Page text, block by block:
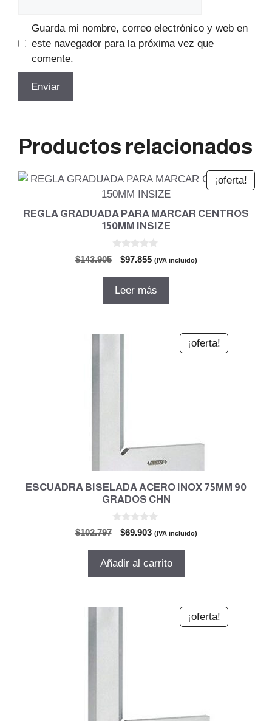
Guarda mi nombre, correo electrónico y web en
este navegador para la próxima vez que
comente.
Productos relacionados
¡oferta!
REGLA GRADUADA PARA MARCAR CENTROS
150MM INSIZE
$143.905
El
original
$97.855El(IVA incluido)
Leer más
¡oferta!
ESCUADRA BISELADA ACERO INOX 75MM 90
GRADOS CHN
$102.797
El
original
$69.903El
actual
(IVA incluido)
Añadir al carrito
¡oferta!